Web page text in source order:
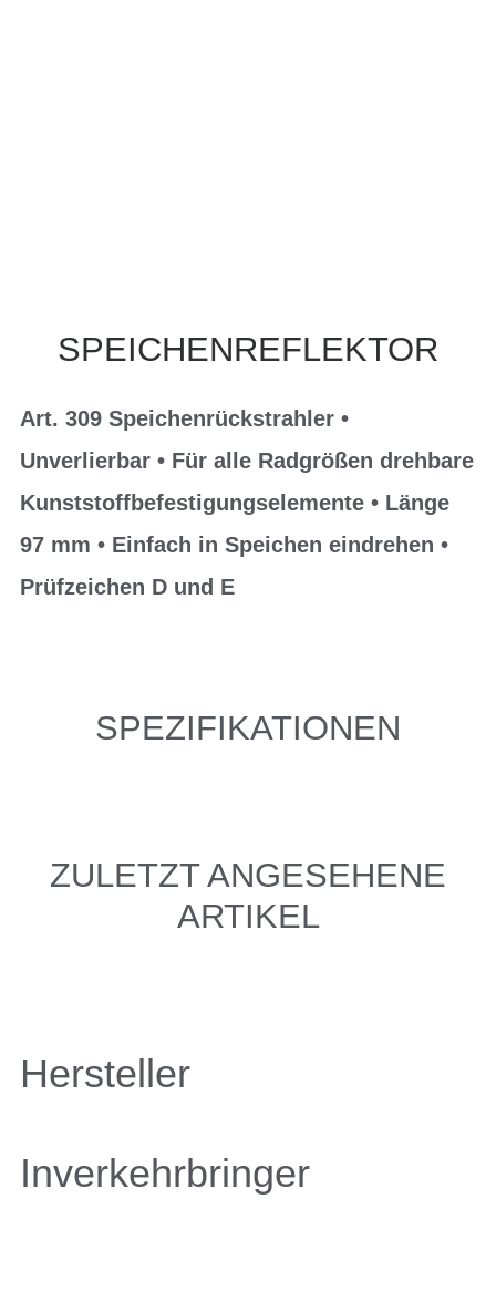
SPEICHENREFLEKTOR
Art. 309 Speichenrückstrahler •
Unverlierbar • Für alle Radgrößen drehbare
Kunststoffbefestigungselemente • Länge
97 mm • Einfach in Speichen eindrehen •
Prüfzeichen D und E
SPEZIFIKATIONEN
ZULETZT ANGESEHENE
ARTIKEL
Hersteller
Inverkehrbringer